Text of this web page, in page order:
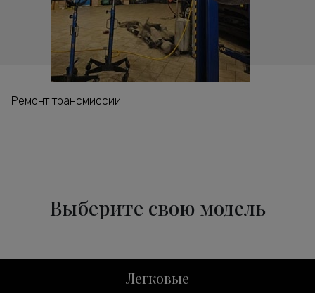
Ремонт трансмиссии
Выберите свою модель
Легковые